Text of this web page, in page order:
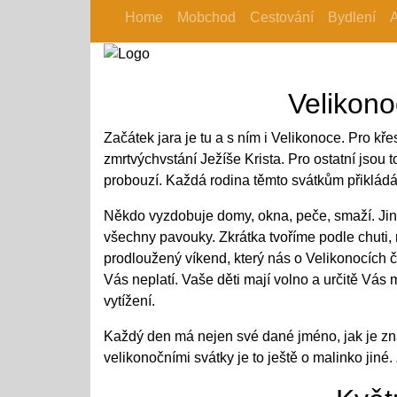
Home Mobchod Cestování Bydlení
Začátek jara je tu a s ním i Velikonoce. Pro
zmrtvýchvstání Ježíše Krista. Pro ostatní jsou
probouzí. Každá rodina těmto svátkům
Někdo vyzdobuje domy, okna, peče, smaží.
všechny pavouky. Zkrátka tvoříme podle
prodloužený víkend, který nás o Velikonocích
Vás neplatí. Vaše děti mají volno a určitě Vás
vytížení.
Každý den má nejen své dané jméno, jak je
velikonočními svátky je to ještě o malinko